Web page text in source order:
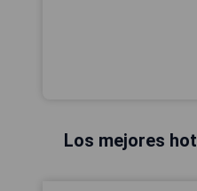
Los mejores